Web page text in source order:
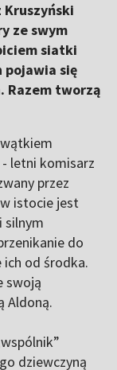
ze swym
siatki
pojawia się
Razem tworzą
letni komisarz
przez
istocie jest
silnym
do
ich od środka.
swoją
Aldoną.
dziewczyną